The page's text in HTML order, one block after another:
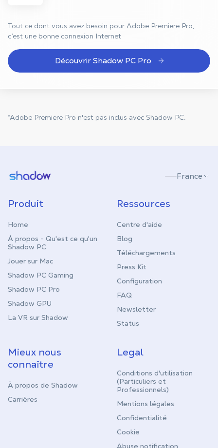
Tout ce dont vous avez besoin pour Adobe Premiere Pro,
c’est une bonne connexion Internet
Découvrir Shadow PC Pro
*Adobe Premiere Pro n'est pas inclus avec Shadow PC.
Shadow.tech France
Produit
Home
À propos - Qu'est ce qu'un
Shadow PC
Jouer sur Mac
Shadow PC Gaming
Shadow PC Pro
Shadow GPU
La VR sur Shadow
Ressources
Centre d'aide
Blog
Téléchargements
Press Kit
Configuration
FAQ
Newsletter
Status
Mieux nous
connaître
À propos de Shadow
Carrières
Legal
Conditions d'utilisation
(Particuliers et
Professionnels)
Mentions légales
Confidentialité
Cookie
Abuse notification